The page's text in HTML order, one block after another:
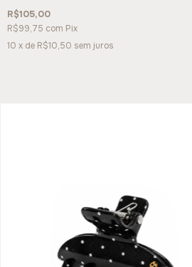
R$105,00
R$99,75 com Pix
10 x de R$10,50 sem juros